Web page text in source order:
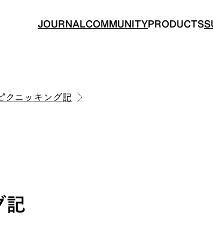
JOURNAL COMMUNITYPRODUCTS
ためのバックパック
クニッキング記
記